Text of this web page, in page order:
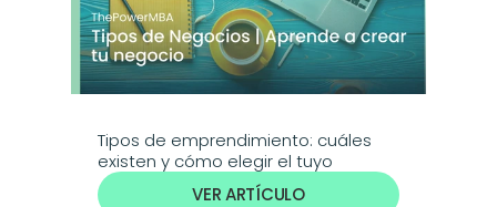
Tipos de emprendimiento: cuáles
existen y cómo elegir el tuyo
VER ARTÍCULO